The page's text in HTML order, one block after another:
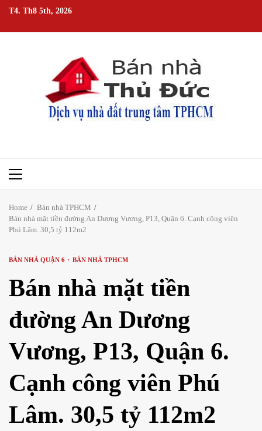
Skip
content
T4. Th8 5th, 2026
Primary
Home
Bán nhà TPHCM
Bán nhà mặt tiền đường An Dương Vương, P13, Quận 6. Cạnh công viên
Phú Lâm. 30,5 tỷ 112m2
BÁN NHÀ QUẬN 6 BÁN NHÀ TPHCM
Bán nhà mặt tiền
đường An Dương
Vương, P13, Quận 6.
Cạnh công viên Phú
Lâm. 30,5 tỷ 112m2